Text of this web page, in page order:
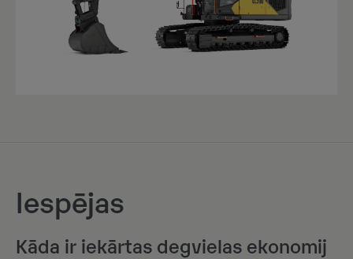
Iespējas
Kāda ir iekārtas degvielas ekonomij